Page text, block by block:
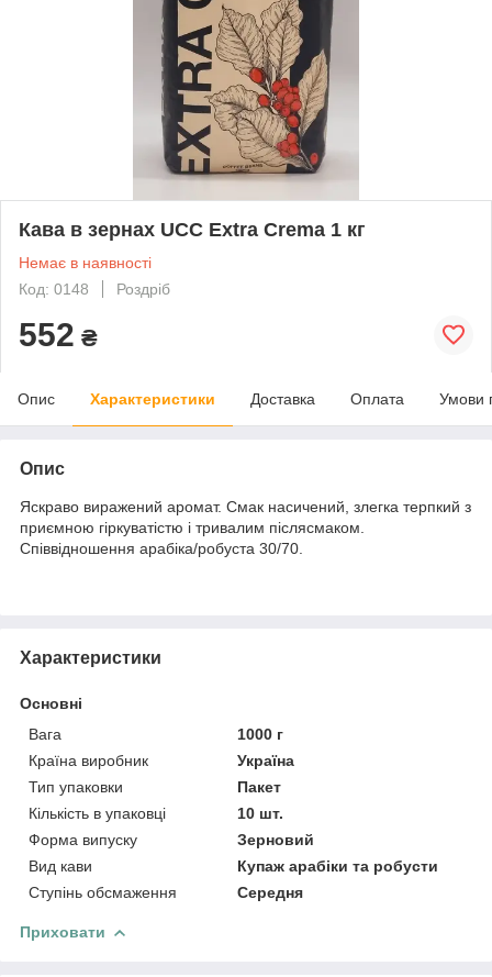
Кава в зернах UCC Extra Crema 1 кг
Немає в наявності
Код: 0148
Роздріб
552 ₴
Опис Характеристики Доставка Оплата Умови
Опис
Яскраво виражений аромат. Смак насичений, злегка терпкий з
приємною гіркуватістю і тривалим післясмаком.
Співвідношення арабіка/робуста 30/70.
Характеристики
Основні
Вага
1000 г
Країна виробник
Україна
Тип упаковки
Пакет
Кількість в упаковці
10 шт.
Форма випуску
Зерновий
Вид кави
Купаж арабіки та робусти
Ступінь обсмаження
Середня
Приховати